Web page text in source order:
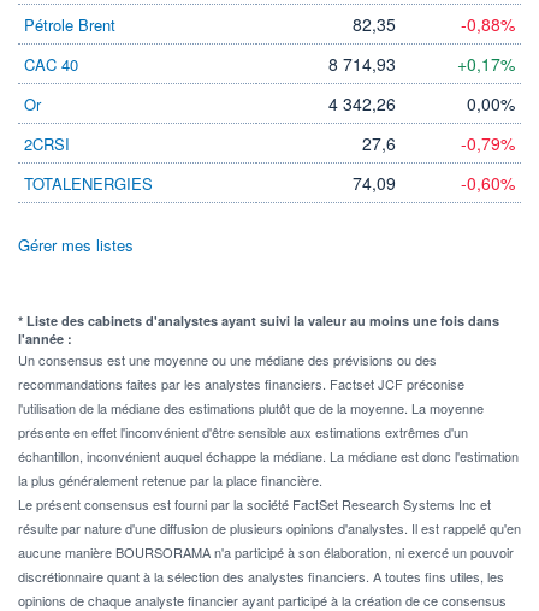
Pétrole Brent 82,35 -0,88%
CAC 40 8 714,93 +0,17%
Or 4 342,26 0,00%
2CRSI 27,6 -0,79%
TOTALENERGIES 74,09 -0,60%
Gérer mes listes
* Liste des cabinets d'analystes ayant suivi la valeur au moins une fois dans
l'année :
Un consensus est une moyenne ou une médiane des prévisions ou des
recommandations faites par les analystes financiers. Factset JCF préconise
l'utilisation de la médiane des estimations plutôt que de la moyenne. La moyenne
présente en effet l'inconvénient d'être sensible aux estimations extrêmes d'un
échantillon, inconvénient auquel échappe la médiane. La médiane est donc l'estimation
la plus généralement retenue par la place financière.
Le présent consensus est fourni par la société FactSet Research Systems Inc et
résulte par nature d'une diffusion de plusieurs opinions d'analystes. Il est rappelé qu'en
aucune manière BOURSORAMA n'a participé à son élaboration, ni exercé un pouvoir
discrétionnaire quant à la sélection des analystes financiers. A toutes fins utiles, les
opinions de chaque analyste financier ayant participé à la création de ce consensus